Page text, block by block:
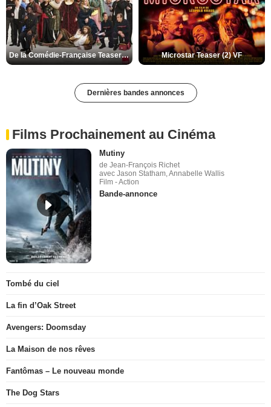
De la Comédie-Française Teaser (3) VF Microstar Teaser (2) VF
Dernières bandes annonces
Films Prochainement au Cinéma
Mutiny
de Jean-François Richet
avec Jason Statham, Annabelle Wallis
Film - Action
Bande-annonce
Tombé du ciel
La fin d’Oak Street
Avengers: Doomsday
La Maison de nos rêves
Fantômas – Le nouveau monde
The Dog Stars